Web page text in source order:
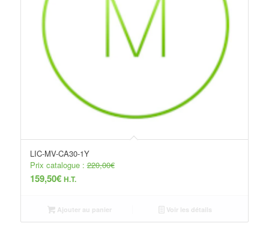
LIC-MV-CA30-1Y
Prix catalogue :220,00€
159,50€ H.T.
Ajouter au panier Voir les détails